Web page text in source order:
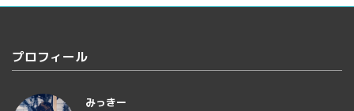
プロフィール
みっきー